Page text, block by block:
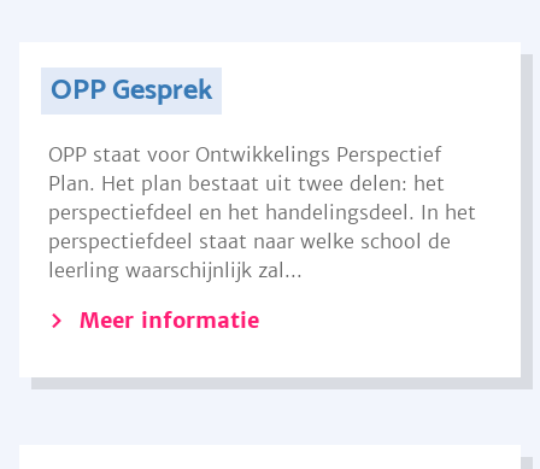
OPP Gesprek
OPP staat voor Ontwikkelings Perspectief
Plan. Het plan bestaat uit twee delen: het
perspectiefdeel en het handelingsdeel. In het
perspectiefdeel staat naar welke school de
leerling waarschijnlijk zal...
Meer informatie